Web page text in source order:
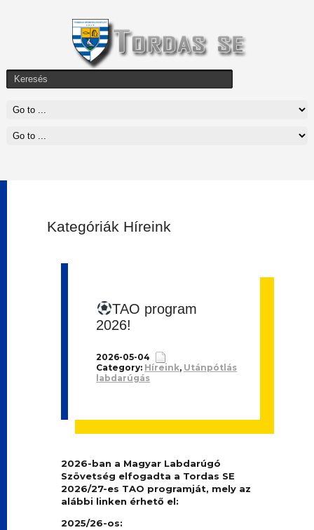
Kategóriák Híreink
TAO program
2026!
2026-05-04
Category: Híreink, Utánpótlás
labdarúgás
2026-ban a Magyar Labdarúgó
Szövetség elfogadta a Tordas SE
2026/27-es TAO programját, mely az
alábbi linken érhető el:
2025/26-os: